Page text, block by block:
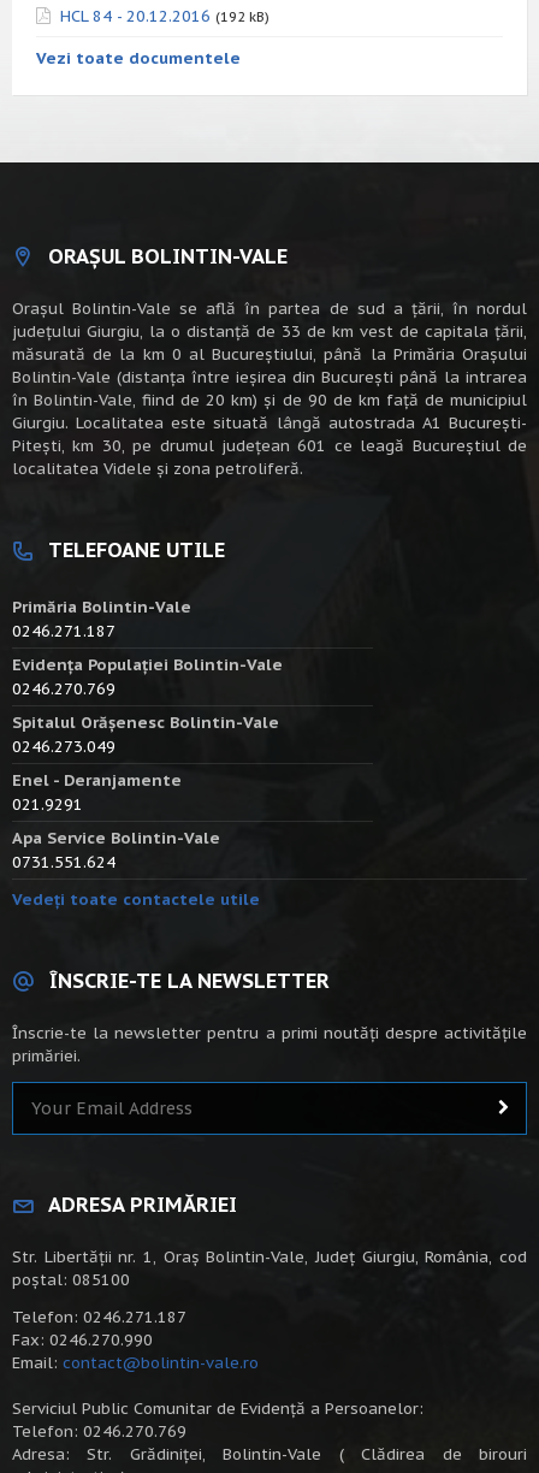
HCL 84 - 20.12.2016 (192 kB)
Vezi toate documentele
ORAȘUL BOLINTIN-VALE
Oraşul Bolintin-Vale se află în partea de sud a ţării, în nordul
judeţului Giurgiu, la o distanţă de 33 de km vest de capitala țării,
măsurată de la km 0 al Bucureștiului, până la Primăria Orașului
Bolintin-Vale (distanța între ieșirea din București până la intrarea
în Bolintin-Vale, fiind de 20 km) şi de 90 de km faţă de municipiul
Giurgiu. Localitatea este situată lângă autostrada A1 Bucureşti-
Piteşti, km 30, pe drumul judeţean 601 ce leagă Bucureştiul de
localitatea Videle şi zona petroliferă.
TELEFOANE UTILE
Primăria Bolintin-Vale
0246.271.187
Evidența Populației Bolintin-Vale
0246.270.769
Spitalul Orășenesc Bolintin-Vale
0246.273.049
Enel - Deranjamente
021.9291
Apa Service Bolintin-Vale
0731.551.624
Vedeți toate contactele utile
ÎNSCRIE-TE LA NEWSLETTER
Înscrie-te la newsletter pentru a primi noutăți despre activitățile
primăriei.
ADRESA PRIMĂRIEI
Str. Libertății nr. 1, Oraș Bolintin-Vale, Județ Giurgiu, România, cod
poștal: 085100
Telefon: 0246.271.187
Fax: 0246.270.990
Email: contact@bolintin-vale.ro
Serviciul Public Comunitar de Evidență a Persoanelor:
Telefon: 0246.270.769
Adresa: Str. Grădiniței, Bolintin-Vale ( Clădirea de birouri